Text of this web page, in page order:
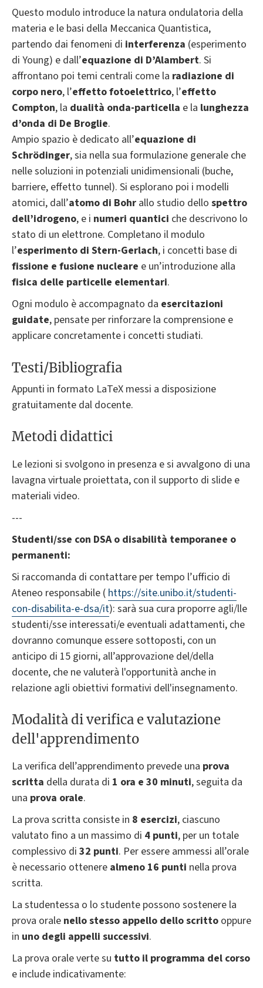
Questo modulo introduce la natura ondulatoria della
materia e le basi della Meccanica Quantistica,
partendo dai fenomeni di interferenza (esperimento
di Young) e dall’equazione di D’Alambert. Si
affrontano poi temi centrali come la radiazione di
corpo nero, l’effetto fotoelettrico, l’effetto
Compton, la dualità onda-particella e la lunghezza
d’onda di De Broglie.
Ampio spazio è dedicato all’equazione di
Schrödinger, sia nella sua formulazione generale che
nelle soluzioni in potenziali unidimensionali (buche,
barriere, effetto tunnel). Si esplorano poi i modelli
atomici, dall’atomo di Bohr allo studio dello spettro
dell’idrogeno, e i numeri quantici che descrivono lo
stato di un elettrone. Completano il modulo
l’esperimento di Stern-Gerlach, i concetti base di
fissione e fusione nucleare e un’introduzione alla
fisica delle particelle elementari.
Ogni modulo è accompagnato da esercitazioni
guidate, pensate per rinforzare la comprensione e
applicare concretamente i concetti studiati.
Testi/Bibliografia
Appunti in formato LaTeX messi a disposizione
gratuitamente dal docente.
Metodi didattici
Le lezioni si svolgono in presenza e si avvalgono di una
lavagna virtuale proiettata, con il supporto di slide e
materiali video.
---
Studenti/sse con DSA o disabilità temporanee o
permanenti:
Si raccomanda di contattare per tempo l’ufficio di
Ateneo responsabile ( https://site.unibo.it/studenti-
con-disabilita-e-dsa/it): sarà sua cura proporre agli/lle
studenti/sse interessati/e eventuali adattamenti, che
dovranno comunque essere sottoposti, con un
anticipo di 15 giorni, all’approvazione del/della
docente, che ne valuterà l'opportunità anche in
relazione agli obiettivi formativi dell'insegnamento.
Modalità di verifica e valutazione
dell'apprendimento
La verifica dell’apprendimento prevede una prova
scritta della durata di 1 ora e 30 minuti, seguita da
una prova orale.
La prova scritta consiste in 8 esercizi, ciascuno
valutato fino a un massimo di 4 punti, per un totale
complessivo di 32 punti. Per essere ammessi all’orale
è necessario ottenere almeno 16 punti nella prova
scritta.
La studentessa o lo studente possono sostenere la
prova orale nello stesso appello dello scritto oppure
in uno degli appelli successivi.
La prova orale verte su tutto il programma del corso
e include indicativamente: